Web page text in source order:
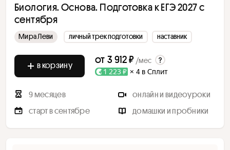
Биология. Основа. Подготовка к ЕГЭ 2027 с
cентября
Мира Леви личный трек подготовки наставник
в корзину от 3 912 ₽ /мес
1 223 ₽ × 4 в Сплит
9 месяцев
онлайн и видеоуроки
старт в сентябре
домашки и пробники